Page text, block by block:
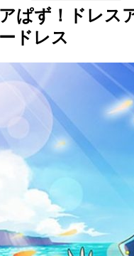
ぱず！ドレス
ドレス